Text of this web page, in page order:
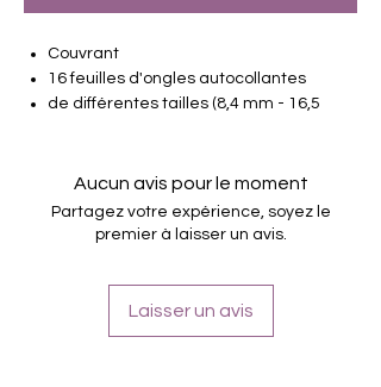
Couvrant
16 feuilles d'ongles autocollantes
de différentes tailles (8,4 mm - 16,5
Tenir jusqu'à 14 jours
Aucun avis pour le moment
Partagez votre expérience, soyez le
premier à laisser un avis.
Laisser un avis